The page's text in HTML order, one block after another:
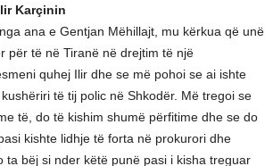
Karçinin
ana e Gentjan Mëhillajt, mu kërkua që unë
për të në Tiranë në drejtim të një
quhej Ilir dhe se më pohoi se ai ishte
të tij polic në Shkodër. Më tregoi se
të, do të kishim shumë përfitime dhe se do
kishte lidhje të forta në prokurori dhe
ta bëj si nder këtë punë pasi i kisha treguar